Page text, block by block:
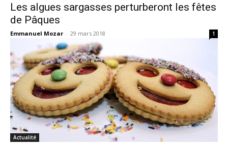
Les algues sargasses perturberont les fêtes
de Pâques
Emmanuel Mozar - 29 mars 2018 1
Actualité